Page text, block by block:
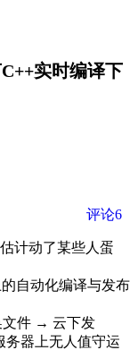
实时编译下
评论6
计动了某些人蛋
自动化编译与发布
件 → 云下发
务器上无人值守运